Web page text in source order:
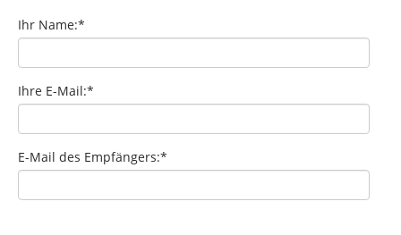
Ihr Name:*
Ihre E-Mail:*
E-Mail des Empfängers:*